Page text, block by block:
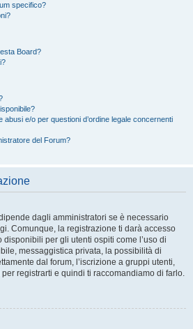
specifico?
Board?
e/o per questioni d’ordine legale concernenti
del Forum?
dagli amministratori se è necessario
Comunque, la registrazione ti darà accesso
per gli utenti ospiti come l’uso di
messaggistica privata, la possibilità di
dal forum, l’iscrizione a gruppi utenti,
registrarti e quindi ti raccomandiamo di farlo.